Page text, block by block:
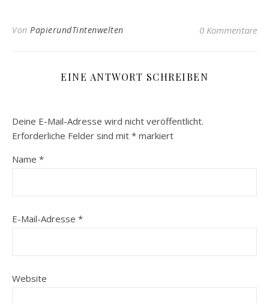
Von PapierundTintenwelten 0 Kommentare
EINE ANTWORT SCHREIBEN
Deine E-Mail-Adresse wird nicht veröffentlicht.
Erforderliche Felder sind mit * markiert
Name *
E-Mail-Adresse *
Website